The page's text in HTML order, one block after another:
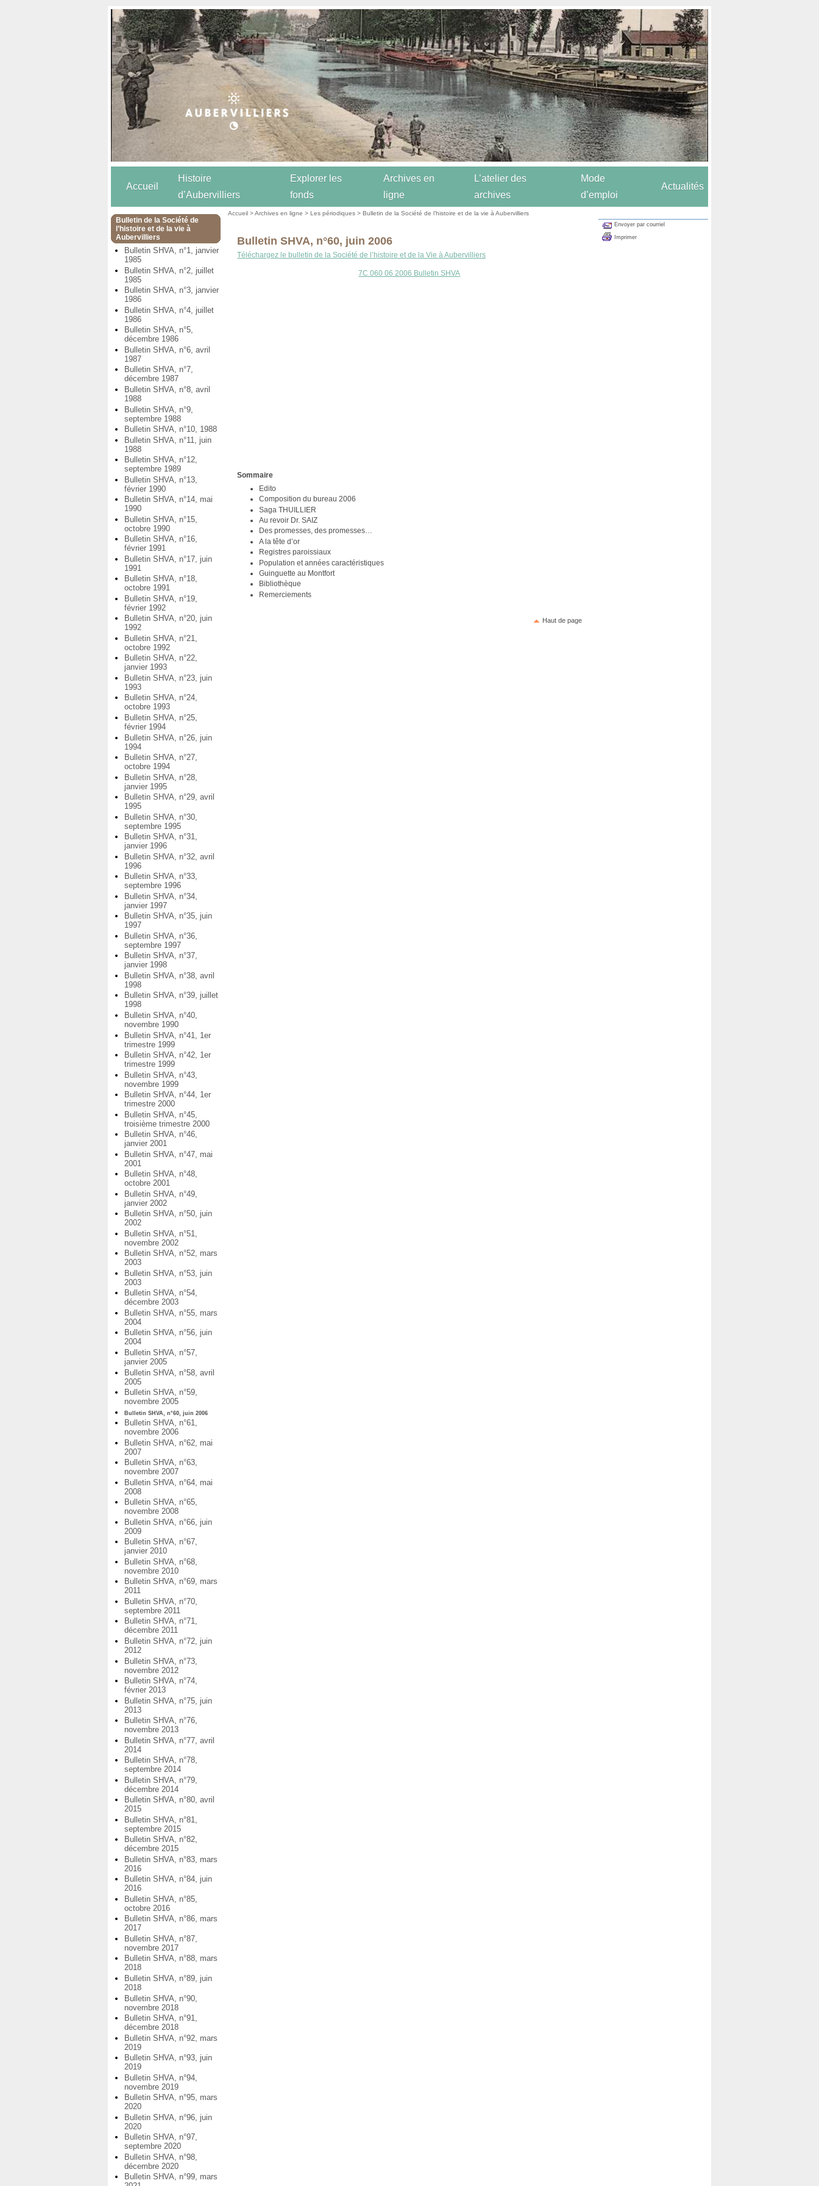
Accueil
Histoire
d’Aubervilliers
Explorer les
fonds
Archives en
ligne
L’atelier des
archives
Mode
d’emploi
Actualités
Bulletin de la Société de
l’histoire et de la vie à
Aubervilliers
Bulletin SHVA, n°1, janvier
1985
Bulletin SHVA, n°2, juillet
1985
Bulletin SHVA, n°3, janvier
1986
Bulletin SHVA, n°4, juillet
1986
Bulletin SHVA, n°5,
décembre 1986
Bulletin SHVA, n°6, avril
1987
Bulletin SHVA, n°7,
décembre 1987
Bulletin SHVA, n°8, avril
1988
Bulletin SHVA, n°9,
septembre 1988
Bulletin SHVA, n°10, 1988
Bulletin SHVA, n°11, juin
1988
Bulletin SHVA, n°12,
septembre 1989
Bulletin SHVA, n°13,
février 1990
Bulletin SHVA, n°14, mai
1990
Bulletin SHVA, n°15,
octobre 1990
Bulletin SHVA, n°16,
février 1991
Bulletin SHVA, n°17, juin
1991
Bulletin SHVA, n°18,
octobre 1991
Bulletin SHVA, n°19,
février 1992
Bulletin SHVA, n°20, juin
1992
Bulletin SHVA, n°21,
octobre 1992
Bulletin SHVA, n°22,
janvier 1993
Bulletin SHVA, n°23, juin
1993
Bulletin SHVA, n°24,
octobre 1993
Bulletin SHVA, n°25,
février 1994
Bulletin SHVA, n°26, juin
1994
Bulletin SHVA, n°27,
octobre 1994
Bulletin SHVA, n°28,
janvier 1995
Bulletin SHVA, n°29, avril
1995
Bulletin SHVA, n°30,
septembre 1995
Bulletin SHVA, n°31,
janvier 1996
Bulletin SHVA, n°32, avril
1996
Bulletin SHVA, n°33,
septembre 1996
Bulletin SHVA, n°34,
janvier 1997
Bulletin SHVA, n°35, juin
1997
Bulletin SHVA, n°36,
septembre 1997
Bulletin SHVA, n°37,
janvier 1998
Bulletin SHVA, n°38, avril
1998
Bulletin SHVA, n°39, juillet
1998
Bulletin SHVA, n°40,
novembre 1990
Bulletin SHVA, n°41, 1er
trimestre 1999
Bulletin SHVA, n°42, 1er
trimestre 1999
Bulletin SHVA, n°43,
novembre 1999
Bulletin SHVA, n°44, 1er
trimestre 2000
Bulletin SHVA, n°45,
troisième trimestre 2000
Bulletin SHVA, n°46,
janvier 2001
Bulletin SHVA, n°47, mai
2001
Bulletin SHVA, n°48,
octobre 2001
Bulletin SHVA, n°49,
janvier 2002
Bulletin SHVA, n°50, juin
2002
Bulletin SHVA, n°51,
novembre 2002
Bulletin SHVA, n°52, mars
2003
Bulletin SHVA, n°53, juin
2003
Bulletin SHVA, n°54,
décembre 2003
Bulletin SHVA, n°55, mars
2004
Bulletin SHVA, n°56, juin
2004
Bulletin SHVA, n°57,
janvier 2005
Bulletin SHVA, n°58, avril
2005
Bulletin SHVA, n°59,
novembre 2005
Bulletin SHVA, n°60, juin 2006
Bulletin SHVA, n°61,
novembre 2006
Bulletin SHVA, n°62, mai
2007
Bulletin SHVA, n°63,
novembre 2007
Bulletin SHVA, n°64, mai
2008
Bulletin SHVA, n°65,
novembre 2008
Bulletin SHVA, n°66, juin
2009
Bulletin SHVA, n°67,
janvier 2010
Bulletin SHVA, n°68,
novembre 2010
Bulletin SHVA, n°69, mars
2011
Bulletin SHVA, n°70,
septembre 2011
Bulletin SHVA, n°71,
décembre 2011
Bulletin SHVA, n°72, juin
2012
Bulletin SHVA, n°73,
novembre 2012
Bulletin SHVA, n°74,
février 2013
Bulletin SHVA, n°75, juin
2013
Bulletin SHVA, n°76,
novembre 2013
Bulletin SHVA, n°77, avril
2014
Bulletin SHVA, n°78,
septembre 2014
Bulletin SHVA, n°79,
décembre 2014
Bulletin SHVA, n°80, avril
2015
Bulletin SHVA, n°81,
septembre 2015
Bulletin SHVA, n°82,
décembre 2015
Bulletin SHVA, n°83, mars
2016
Bulletin SHVA, n°84, juin
2016
Bulletin SHVA, n°85,
octobre 2016
Bulletin SHVA, n°86, mars
2017
Bulletin SHVA, n°87,
novembre 2017
Bulletin SHVA, n°88, mars
2018
Bulletin SHVA, n°89, juin
2018
Bulletin SHVA, n°90,
novembre 2018
Bulletin SHVA, n°91,
décembre 2018
Bulletin SHVA, n°92, mars
2019
Bulletin SHVA, n°93, juin
2019
Bulletin SHVA, n°94,
novembre 2019
Bulletin SHVA, n°95, mars
2020
Bulletin SHVA, n°96, juin
2020
Bulletin SHVA, n°97,
septembre 2020
Bulletin SHVA, n°98,
décembre 2020
Bulletin SHVA, n°99, mars
Accueil >Archives en ligne >Les périodiques >Bulletin de la Société de l’histoire et de la vie à Aubervilliers
Bulletin SHVA, n°60, juin 2006
Téléchargez le bulletin de la Société de l’histoire et de la Vie à Aubervilliers
7C 060 06 2006 Bulletin SHVA
Sommaire
Edito
Composition du bureau 2006
Saga THUILLIER
Au revoir Dr. SAIZ
Des promesses, des promesses…
A la tête d’or
Registres paroissiaux
Population et années caractéristiques
Guinguette au Montfort
Bibliothèque
Remerciements
Haut de page
Envoyer par courriel
Imprimer